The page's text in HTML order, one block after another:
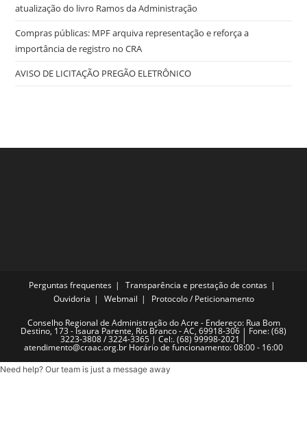
atualização do livro Ramos da Administração
Compras públicas: MPF arquiva representação e reforça a
importância de registro no CRA
AVISO DE LICITAÇÃO PREGÃO ELETRÔNICO
Perguntas frequentes
Transparência e prestação de contas
Ouvidoria
Webmail Protocolo / Peticionamento
Conselho Regional de Administração do Acre - Endereço: Rua Bom
Destino, 173 - Isaura Parente, Rio Branco - AC, 69918-306 | Fone: (68)
3223-3808 / 3224-3365 | Cel:. (68) 99998-2021 |
atendimento@craac.org.br Horário de funcionamento: 08:00 - 16:00
Need help? Our team is just a message away